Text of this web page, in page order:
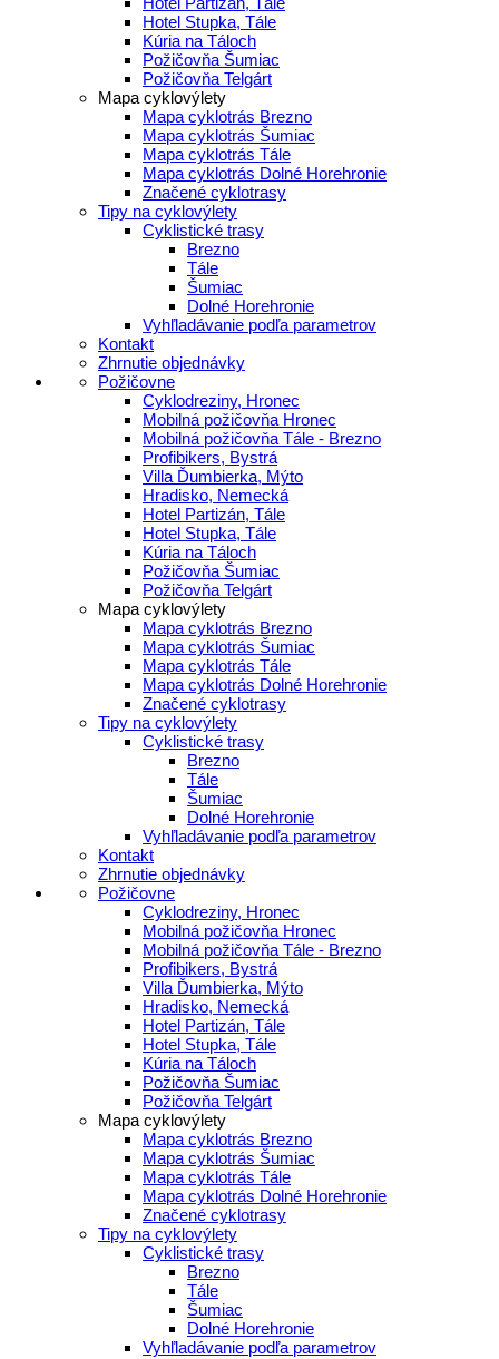
Hotel Stupka, Tále
Kúria na Táloch
Požičovňa Šumiac
Požičovňa Telgárt
Mapa cyklovýlety
Mapa cyklotrás Brezno
Mapa cyklotrás Šumiac
Mapa cyklotrás Tále
Mapa cyklotrás Dolné Horehronie
Značené cyklotrasy
Tipy na cyklovýlety
Cyklistické trasy
Brezno
Tále
Šumiac
Dolné Horehronie
Vyhľladávanie podľa parametrov
Kontakt
Zhrnutie objednávky
Požičovne
Cyklodreziny, Hronec
Mobilná požičovňa Hronec
Mobilná požičovňa Tále - Brezno
Profibikers, Bystrá
Villa Ďumbierka, Mýto
Hradisko, Nemecká
Hotel Partizán, Tále
Hotel Stupka, Tále
Kúria na Táloch
Požičovňa Šumiac
Požičovňa Telgárt
Mapa cyklovýlety
Mapa cyklotrás Brezno
Mapa cyklotrás Šumiac
Mapa cyklotrás Tále
Mapa cyklotrás Dolné Horehronie
Značené cyklotrasy
Tipy na cyklovýlety
Cyklistické trasy
Brezno
Tále
Šumiac
Dolné Horehronie
Vyhľladávanie podľa parametrov
Kontakt
Zhrnutie objednávky
Požičovne
Cyklodreziny, Hronec
Mobilná požičovňa Hronec
Mobilná požičovňa Tále - Brezno
Profibikers, Bystrá
Villa Ďumbierka, Mýto
Hradisko, Nemecká
Hotel Partizán, Tále
Hotel Stupka, Tále
Kúria na Táloch
Požičovňa Šumiac
Požičovňa Telgárt
Mapa cyklovýlety
Mapa cyklotrás Brezno
Mapa cyklotrás Šumiac
Mapa cyklotrás Tále
Mapa cyklotrás Dolné Horehronie
Značené cyklotrasy
Tipy na cyklovýlety
Cyklistické trasy
Brezno
Tále
Šumiac
Dolné Horehronie
Vyhľladávanie podľa parametrov